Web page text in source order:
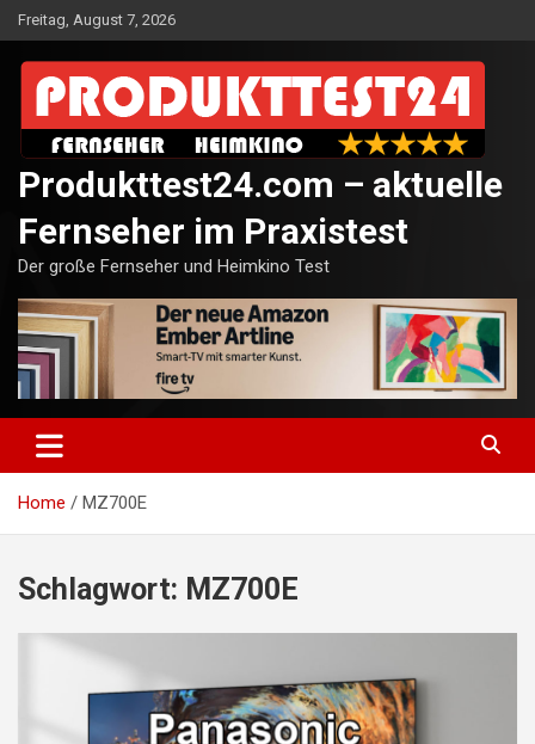
Skip
to
content
Freitag, August 7, 2026
Produkttest24.com – aktuelle
Fernseher im Praxistest
Der große Fernseher und Heimkino Test
Home MZ700E
Schlagwort: MZ700E